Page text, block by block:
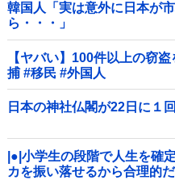
韓国人「実は意外に日本が
ら・・・」
【ヤバい】100件以上の窃
捕 #移民 #外国人
日本の神社仏閣が22日に１
|●|小学生の段階で人生を確
カを振い落せるから合理的